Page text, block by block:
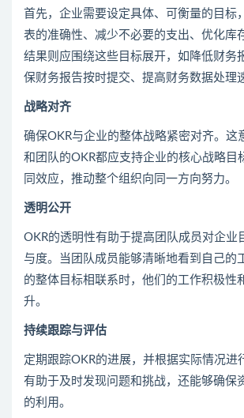
首先，企业需要设定具体、可衡量的目标
表的准确性、减少不必要的支出、优化库
结果则应围绕这些目标展开，如降低财务
保财务报告按时提交、提高财务数据处理
战略对齐
确保OKR与企业的整体战略紧密对齐。这
和团队的OKR都应支持企业的核心战略目
同效应，推动整个组织向同一方向努力。
透明公开
OKR的透明性有助于提高团队成员对企业
与度。当团队成员能够清晰地看到自己的
的整体目标相联系时，他们的工作积极性
升。
持续跟踪与评估
定期跟踪OKR的进展，并根据实际情况进
有助于及时发现问题和挑战，还能够确保
的利用。